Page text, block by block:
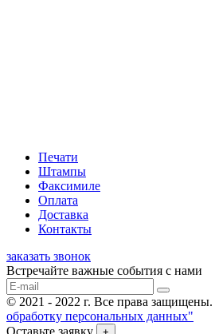
Печати
Штампы
Факсимиле
Оплата
Доставка
Контакты
заказать звонок
Встречайте важные события с нами
© 2021 - 2022 г. Все права защищены.
обработку персональных данных"
Оставьте заявку